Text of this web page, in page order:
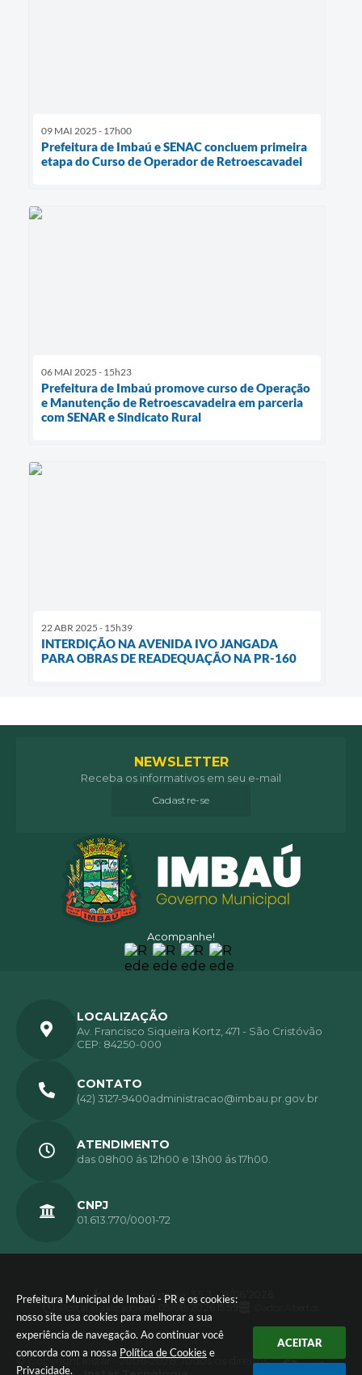
Prefeitura Municipal de Imbaú - PR e os cookies:
nosso site usa cookies para melhorar a sua
experiência de navegação. Ao continuar você
concorda com a nossa Política de Cookies e
Privacidade.
ACEITAR
09 MAI 2025 - 17h00
Prefeitura de Imbaú e SENAC concluem primeira
etapa do Curso de Operador de Retroescavadei
06 MAI 2025 - 15h23
Prefeitura de Imbaú promove curso de Operação
e Manutenção de Retroescavadeira em parceria
com SENAR e Sindicato Rural
22 ABR 2025 - 15h39
INTERDIÇÃO NA AVENIDA IVO JANGADA
PARA OBRAS DE READEQUAÇÃO NA PR-160
Acompanhe!
NEWSLETTER
Receba os informativos em seu e-mail
Cadastre-se
LOCALIZAÇÃO
Av. Francisco Siqueira Kortz, 471 - São Cristóvão
CEP: 84250-000
CONTATO
(42) 3127-9400administracao@imbau.pr.gov.br
ATENDIMENTO
das 08h00 ás 12h00 e 13h00 ás 17h00.
CNPJ
01.613.770/0001-72
Versão do Sistema:
3.5.3 - 19/06/2026
Portal atualizado em:
© Copyright Instar - 2006-2026. Todos os direitos